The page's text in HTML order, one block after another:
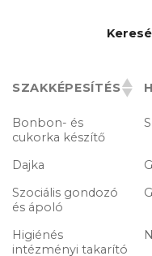
SZAKKÉPESÍTÉS
Bonbon- és
cukorka készítő
Dajka
Szociális gondozó
és ápoló
Higiénés
intézményi takarító